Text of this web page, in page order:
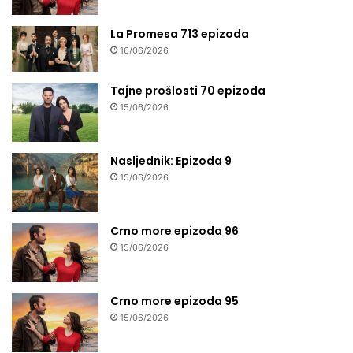
La Promesa 713 epizoda
16/06/2026
Tajne prošlosti 70 epizoda
15/06/2026
Nasljednik: Epizoda 9
15/06/2026
Crno more epizoda 96
15/06/2026
Crno more epizoda 95
15/06/2026